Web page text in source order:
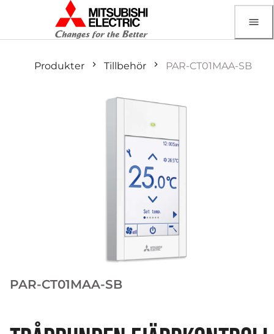
Produkter Tillbehör PAR-CT01MAA-SB
PAR-CT01MAA-SB